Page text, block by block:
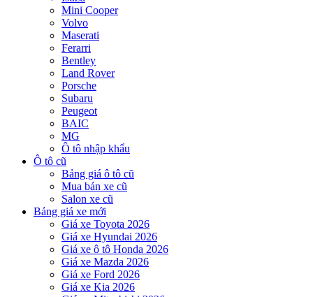
Mini Cooper
Volvo
Maserati
Ferarri
Bentley
Land Rover
Porsche
Subaru
Peugeot
BAIC
MG
Ô tô nhập khẩu
Ô tô cũ
Bảng giá ô tô cũ
Mua bán xe cũ
Salon xe cũ
Bảng giá xe mới
Giá xe Toyota 2026
Giá xe Hyundai 2026
Giá xe ô tô Honda 2026
Giá xe Mazda 2026
Giá xe Ford 2026
Giá xe Kia 2026